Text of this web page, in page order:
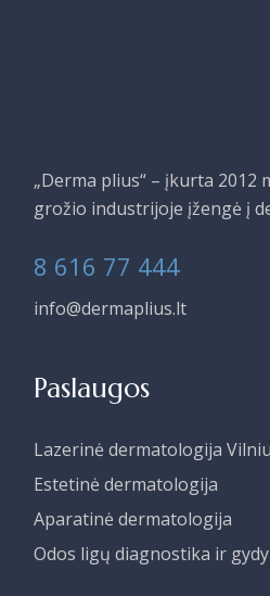
„Derma plius“ – įkurta 2012
grožio industrijoje įžengė į
8 616 77 444
info@dermaplius.lt
Paslaugos
Lazerinė dermatologija
Estetinė dermatologija
Aparatinė dermatologija
Odos ligų diagnostika ir